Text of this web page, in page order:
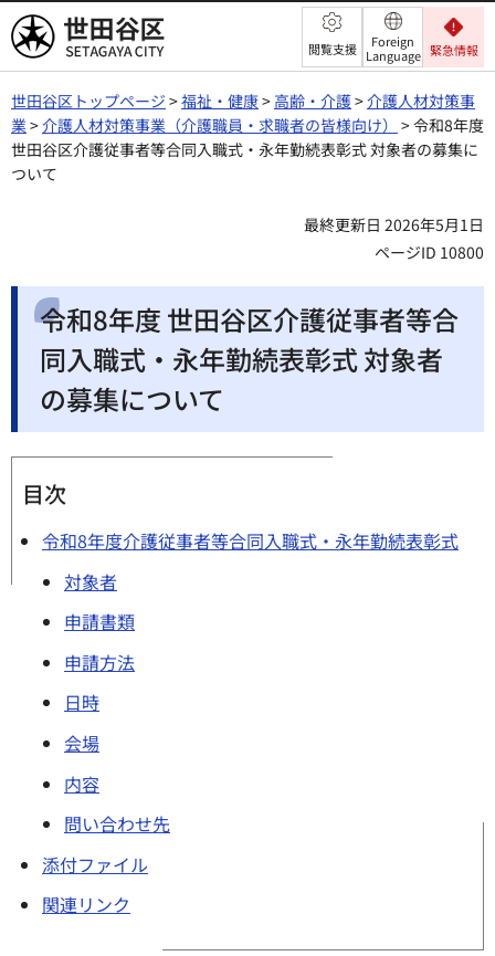
世田谷区 閲覧支援
Foreign
Language 緊急情報
世田谷区トップページ >福祉・健康> 高齢・介護>介護人材対策事
業>介護人材対策事業（介護職員・求職者の皆様向け） > 令和8年度
世田谷区介護従事者等合同入職式・永年勤続表彰式 対象者の募集に
ついて
最終更新日 2026年5月1日
ページID 10800
令和8年度 世田谷区介護従事者等合
同入職式・永年勤続表彰式 対象者
の募集について
目次
令和8年度介護従事者等合同入職式・永年勤続表彰式
対象者
申請書類
申請方法
日時
会場
内容
問い合わせ先
添付ファイル
関連リンク